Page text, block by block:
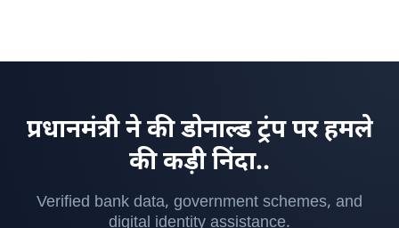
प्रधानमंत्री ने की डोनाल्ड ट्रंप पर हमले
की कड़ी निंदा..
Verified bank data, government schemes, and
digital identity assistance.